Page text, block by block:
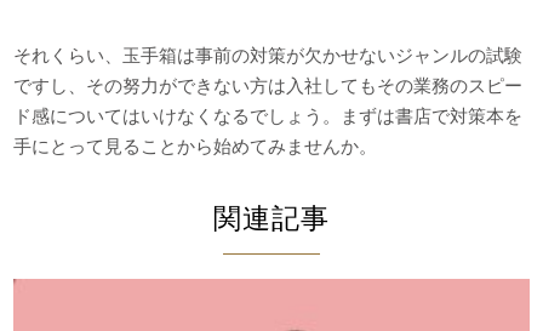
それくらい、玉手箱は事前の対策が欠かせないジャンルの試験
ですし、その努力ができない方は入社してもその業務のスピー
ド感についてはいけなくなるでしょう。まずは書店で対策本を
手にとって見ることから始めてみませんか。
関連記事